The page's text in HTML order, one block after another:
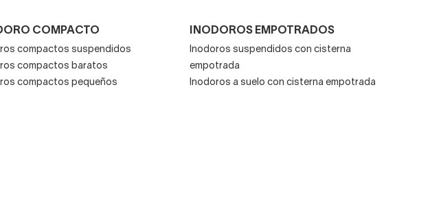
COMPACTO
compactos suspendidos
compactos baratos
compactos pequeños
INODOROS EMPOTRADOS
Inodoros suspendidos con cisterna
empotrada
Inodoros a suelo con cisterna empotrada